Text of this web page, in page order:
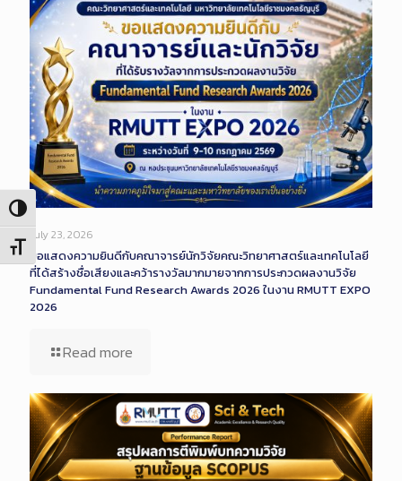
Toggle High Contrast
Toggle Font size
July 23, 2026
ขอแสดงความยินดีกับคณาจารย์นักวิจัยคณะวิทยาศาสตร์และเทคโนโลยี
ที่ได้สร้างชื่อเสียงและคว้ารางวัลมากมายจากการประกวดผลงานวิจัย
Fundamental Fund Research Awards 2026 ในงาน RMUTT EXPO
2026
Read more